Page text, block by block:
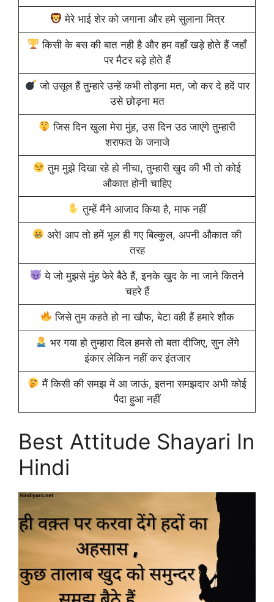
मेरे भाई शेर को जगाना और हमे सुलाना मित्र
किसी के बस की बात नही है और हम वहाँ खड़े होते हैं जहाँ
पर मैटर बड़े होते हैं
जो उसूल हैं तुम्हारे उन्हें कभी तोड़ना मत, जो कर दे हदें पार
उसे छोड़ना मत
जिस दिन खुला मेरा मुंह, उस दिन उठ जाएंगे तुम्हारी
शराफत के जनाजे
तुम मुझे दिखा रहे हो नीचा, तुम्हारी खुद की भी तो कोई
औकात होनी चाहिए
तुम्हें मैंने आजाद किया है, माफ नहीं
अरे! आप तो हमें भूल ही गए बिल्कुल, अपनी औकात की
तरह
ये जो मुझसे मुंह फेरे बैठे हैं, इनके खुद के ना जाने कितने
चहरे हैं
जिसे तुम कहते हो ना खौफ, बेटा वही हैं हमारे शौक
भर गया हो तुम्हारा दिल हमसे तो बता दीजिए, सुन लेंगे
इंकार लेकिन नहीं कर इंतजार
मैं किसी की समझ में आ जाऊं, इतना समझदार अभी कोई
पैदा हुआ नहीं
Best Attitude Shayari In
Hindi